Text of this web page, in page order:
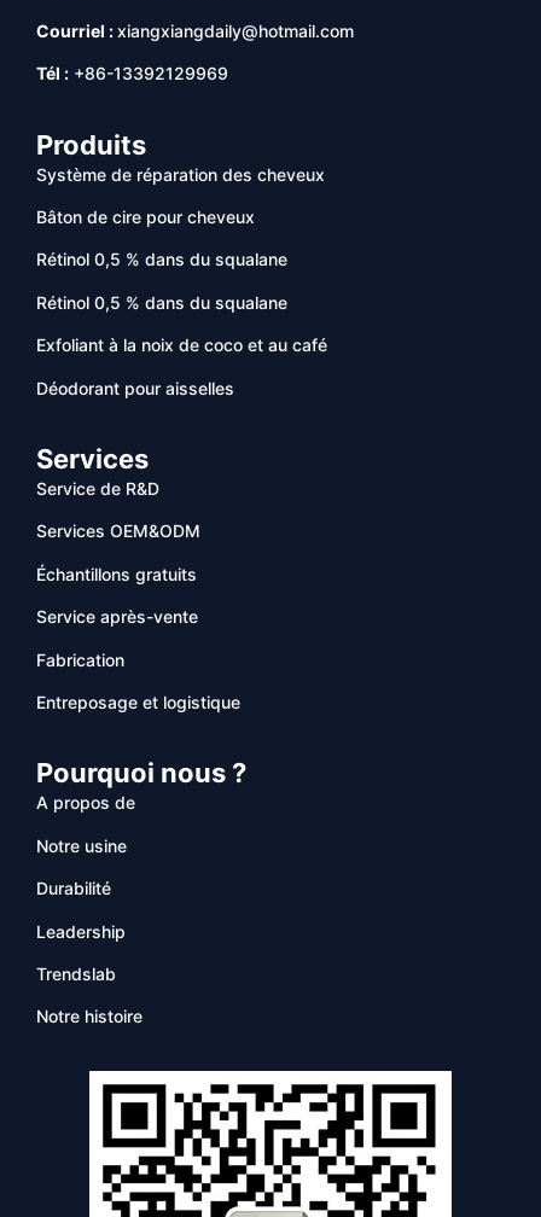
Courriel :xiangxiangdaily@hotmail.com
Tél : +86-13392129969
Produits
Système de réparation des cheveux
Bâton de cire pour cheveux
Rétinol 0,5 % dans du squalane
Rétinol 0,5 % dans du squalane
Exfoliant à la noix de coco et au café
Déodorant pour aisselles
Services
Service de R&D
Services OEM&ODM
Échantillons gratuits
Service après-vente
Fabrication
Entreposage et logistique
Pourquoi nous ?
A propos de
Notre usine
Durabilité
Leadership
Trendslab
Notre histoire